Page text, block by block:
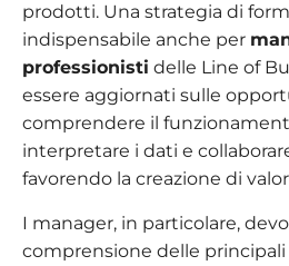
prodotti. Una strategia di
indispensabile anche per
professionisti delle Line of
essere aggiornati sulle
comprendere il
interpretare i dati e
favorendo la creazione di
I manager, in particolare,
comprensione delle principali